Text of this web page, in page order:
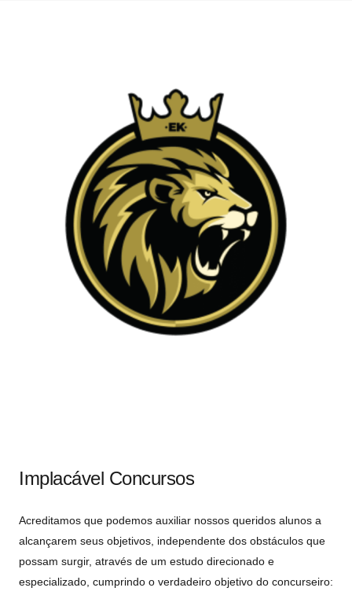
Implacável Concursos
Acreditamos que podemos auxiliar nossos queridos alunos a
alcançarem seus objetivos, independente dos obstáculos que
possam surgir, através de um estudo direcionado e
especializado, cumprindo o verdadeiro objetivo do concurseiro: